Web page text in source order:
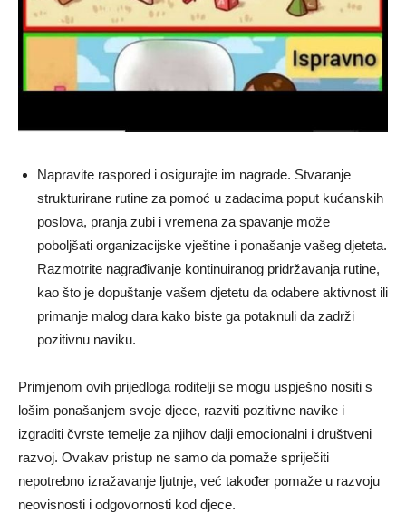
Napravite raspored i osigurajte im nagrade. Stvaranje
strukturirane rutine za pomoć u zadacima poput kućanskih
poslova, pranja zubi i vremena za spavanje može
poboljšati organizacijske vještine i ponašanje vašeg djeteta.
Razmotrite nagrađivanje kontinuiranog pridržavanja rutine,
kao što je dopuštanje vašem djetetu da odabere aktivnost ili
primanje malog dara kako biste ga potaknuli da zadrži
pozitivnu naviku.
Primjenom ovih prijedloga roditelji se mogu uspješno nositi s
lošim ponašanjem svoje djece, razviti pozitivne navike i
izgraditi čvrste temelje za njihov dalji emocionalni i društveni
razvoj. Ovakav pristup ne samo da pomaže spriječiti
nepotrebno izražavanje ljutnje, već također pomaže u razvoju
neovisnosti i odgovornosti kod djece.